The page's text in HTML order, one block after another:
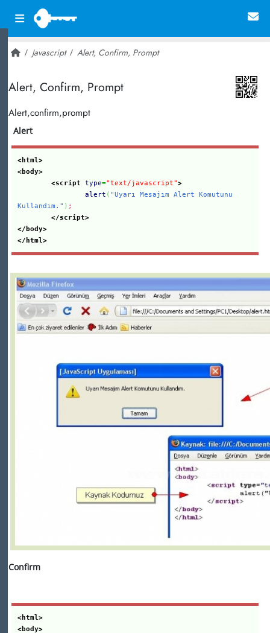
Javascript Alert, Confirm, Prompt
Alert, Confirm, Prompt
Alert,confirm,prompt
Alert
<html>
<body>
<script
type="text/javascript">
alert ( "Uyarı Mesajım Alert Komutunu
Kullandım." ) ;
</script>
</body>
</html>
Confirm
<html>
<body>